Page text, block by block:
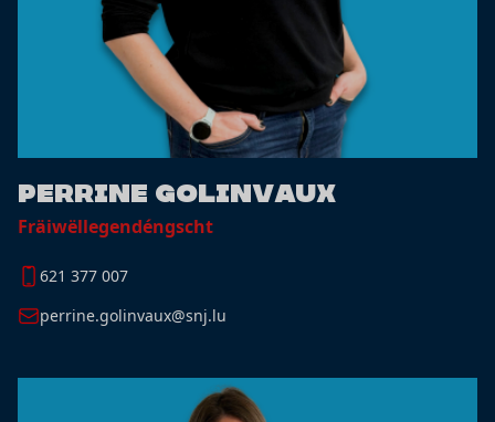
Perrine Golinvaux
Fräiwëllegendéngscht
621 377 007
perrine.golinvaux@snj.lu